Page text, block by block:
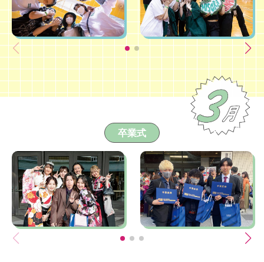
卒業式